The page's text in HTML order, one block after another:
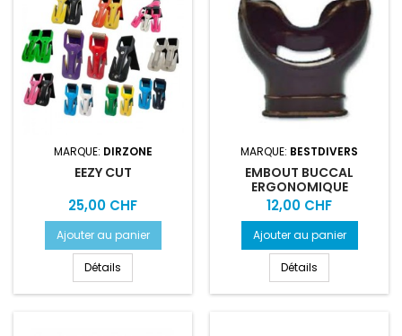
MARQUE: DIRZONE
EEZY CUT
Prix
25,00 CHF
Ajouter au panier
Détails
MARQUE: BESTDIVERS
EMBOUT BUCCAL
ERGONOMIQUE
Prix
12,00 CHF
Ajouter au panier
Détails